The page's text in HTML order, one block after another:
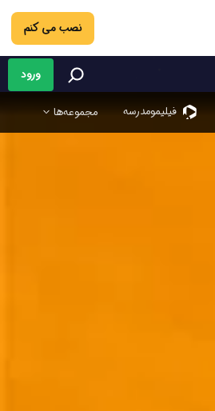
نصب می کنم
فیلیمو‌مدرسه مجموعه‌ها
ورود